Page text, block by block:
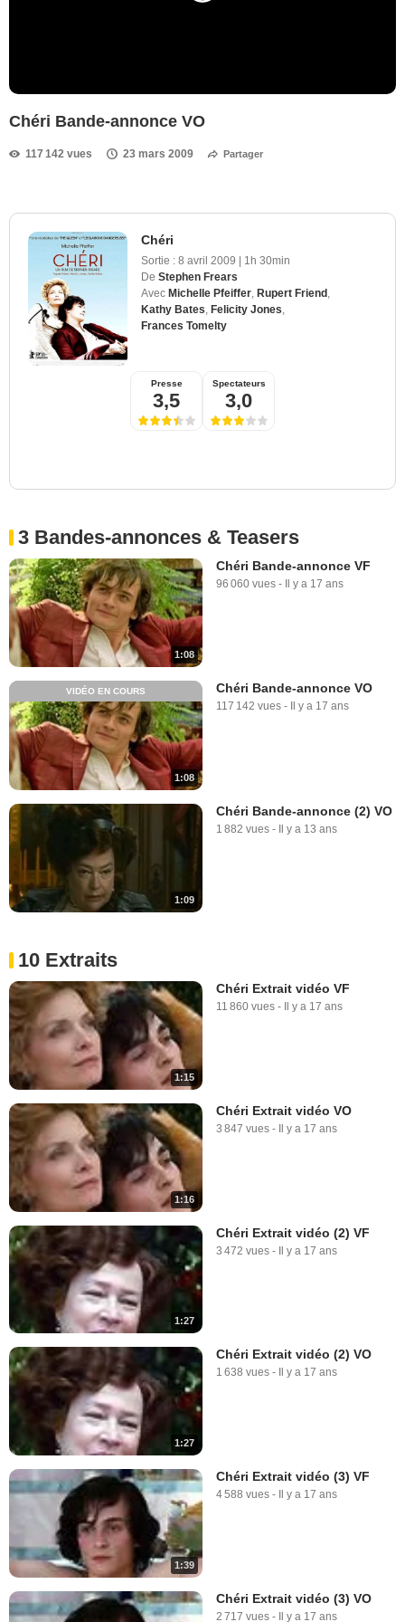
Chéri Bande-annonce VO
117 142 vues 23 mars 2009 Partager
Chéri
Sortie : 8 avril 2009 | 1h 30min
De Stephen Frears
Avec Michelle Pfeiffer Rupert Friend
Kathy Bates Felicity Jones
Frances Tomelty
Presse
3,5
Spectateurs
3,0
3 Bandes-annonces & Teasers
1:08
Chéri Bande-annonce VF
96 060 vues - Il y a 17 ans
1:08
VIDÉO EN COURS Chéri Bande-annonce VO
117 142 vues - Il y a 17 ans
1:09
Chéri Bande-annonce (2) VO
1 882 vues - Il y a 13 ans
10 Extraits
1:15
Chéri Extrait vidéo VF
11 860 vues - Il y a 17 ans
1:16
Chéri Extrait vidéo VO
3 847 vues - Il y a 17 ans
1:27
Chéri Extrait vidéo (2) VF
3 472 vues - Il y a 17 ans
1:27
Chéri Extrait vidéo (2) VO
1 638 vues - Il y a 17 ans
1:39
Chéri Extrait vidéo (3) VF
4 588 vues - Il y a 17 ans
Chéri Extrait vidéo (3) VO
2 717 vues - Il y a 17 ans